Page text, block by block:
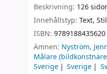
Beskrivning: 126
Innehållstyp: Text,
ISBN: 9789188435620
Ämnen: Nyström,
Målare
Sverige
Sverige